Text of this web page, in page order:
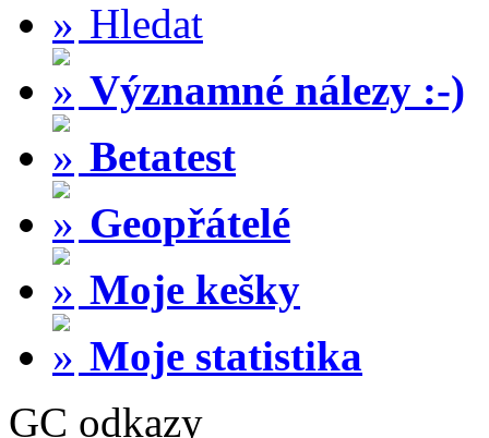
Hledat
Významné nálezy :-)
Betatest
Geopřátelé
Moje kešky
Moje statistika
GC odkazy